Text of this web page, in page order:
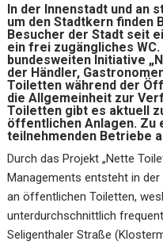
In der Innenstadt und an
um den Stadtkern finden
Besucher der Stadt seit
ein frei zugängliches
bundesweiten Initiative
der Händler,
Toiletten während der
die Allgemeinheit zur
Toiletten gibt es aktuell
öffentlichen Anlagen. Zu
teilnehmenden Betriebe
Durch das Projekt „Nette
Managements entsteht in
an öffentlichen Toiletten,
unterdurchschnittlich
Seligenthaler Straße